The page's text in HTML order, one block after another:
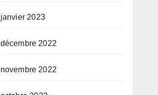
janvier 2023
décembre 2022
novembre 2022